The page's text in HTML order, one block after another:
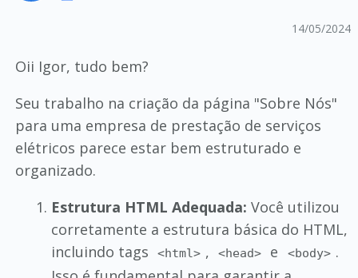
14/05/2024
Oii Igor, tudo bem?
Seu trabalho na criação da página "Sobre Nós"
para uma empresa de prestação de serviços
elétricos parece estar bem estruturado e
organizado.
Estrutura HTML Adequada: Você utilizou
corretamente a estrutura básica do HTML,
incluindo tags
<html> , <head> e <body> .